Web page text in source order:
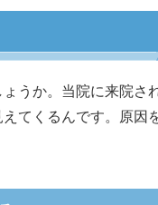
うか。当院に来院さ
てくるんです。原因